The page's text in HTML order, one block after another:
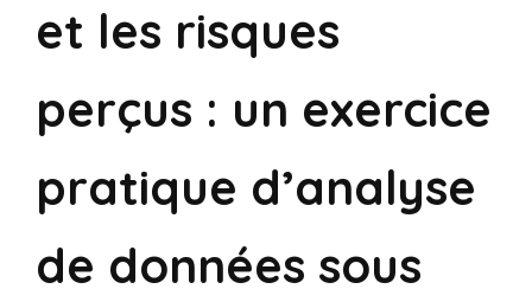
et les risques
perçus : un exercice
pratique d’analyse
de données sous